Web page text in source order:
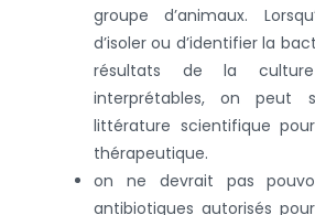
groupe d’animaux.
d’isoler ou d’identifier la
résultats de la
interprétables, on peut
littérature scientifique
thérapeutique.
on ne devrait pas
antibiotiques autorisés